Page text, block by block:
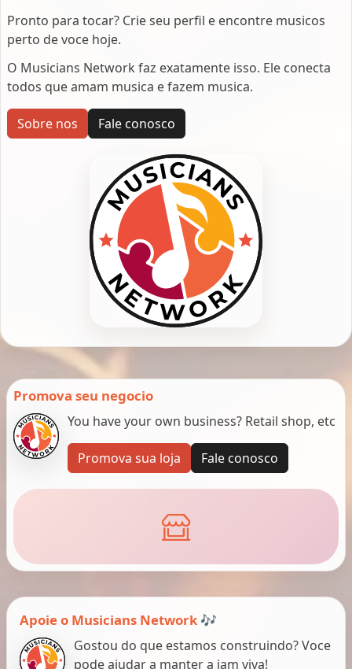
Pronto para tocar? Crie seu perfil e encontre musicos
perto de voce hoje.
O Musicians Network faz exatamente isso. Ele conecta
todos que amam musica e fazem musica.
Sobre nos Fale conosco
Promova seu negocio
You have your own business? Retail shop, etc
Promova sua loja Fale conosco
Apoie o Musicians Network 🎶
Gostou do que estamos construindo? Voce
pode ajudar a manter a jam viva!